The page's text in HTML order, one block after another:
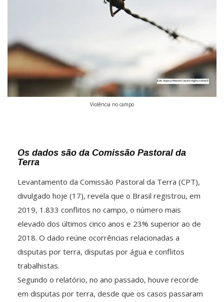
Violência no campo
Os dados são da Comissão Pastoral da
Terra
Levantamento da Comissão Pastoral da Terra (CPT),
divulgado hoje (17), revela que o Brasil registrou, em
2019, 1.833 conflitos no campo, o número mais
elevado dos últimos cinco anos e 23% superior ao de
2018. O dado reúne ocorrências relacionadas a
disputas por terra, disputas por água e conflitos
trabalhistas.
Segundo o relatório, no ano passado, houve recorde
em disputas por terra, desde que os casos passaram